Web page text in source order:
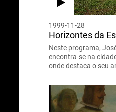
1999-11-28
Horizontes da
Neste programa,
encontra-se na
onde destaca o seu